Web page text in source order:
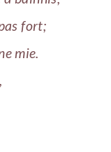
fort;
mie.